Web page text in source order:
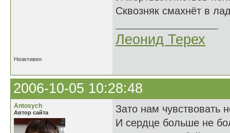
Сквозняк смахнёт в
Леонид Терех
Неактивен
2006-10-05 10:28:48
Antosych
Автор сайта
Зато нам чувствовать
И сердце больше не